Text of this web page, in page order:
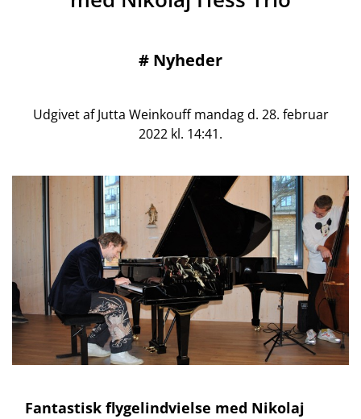
# Nyheder
Udgivet af Jutta Weinkouff mandag d. 28. februar
2022 kl. 14:41.
Fantastisk flygelindvielse med Nikolaj